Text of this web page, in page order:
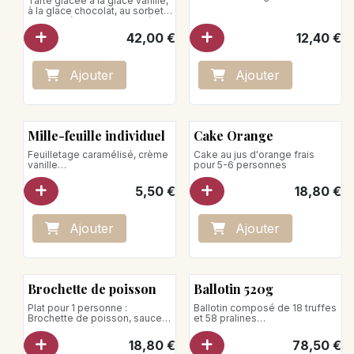
à la glace chocolat, au sorbet
passion, à la glace fraise, à la
glace vanille caramel et biscuit
crumble amande
Taille unique 5 personnes
Poids net : 750 g
A conserver à -18°C
Ne jamais recongelé un produit
décongelé
42,00€
Ajouter
12,40€
Ajouter
Mille-feuille individuel
Feuilletage caramélisé, crème
vanille
Poids net: 170g
5,50€
Ajouter
Cake Orange
Cake au jus d'orange frais
pour 5-6 personnes
18,80€
Ajouter
Brochette de poisson
Plat pour 1 personne :
Brochette de poisson, sauce
beurre blanc, fregola sarda aux
légumes
18,80€
Ballotin 520g
Ballotin composé de 18 truffes
et 58 pralines
Poids net : 520g
78,50€